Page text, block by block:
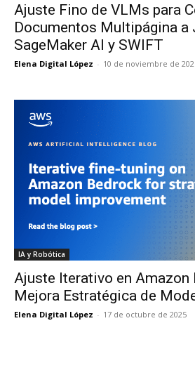
Ajuste Fino de VLMs para
Documentos Multipágina a
SageMaker AI y SWIFT
Elena Digital López - 10 de noviembre de
IA y Robótica
Ajuste Iterativo en Amazon
Mejora Estratégica de
Elena Digital López - 17 de octubre de 2025